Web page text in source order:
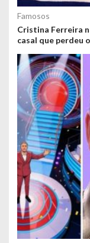
Famosos
Cristina Ferreira
casal que perdeu